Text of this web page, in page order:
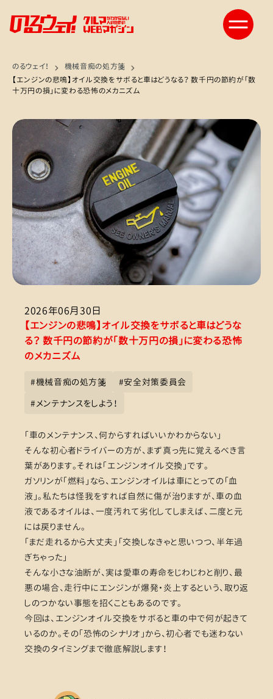
のるウェイ！
機械音痴の処方箋
【エンジンの悲鳴】オイル交換をサボると車はどうなる？ 数千円の節約が「数
十万円の損」に変わる恐怖のメカニズム
2026年06月30日
【エンジンの悲鳴】オイル交換をサボると車はどうな
る？ 数千円の節約が「数十万円の損」に変わる恐怖
のメカニズム
#機械音痴の処方箋 #安全対策委員会
#メンテナンスをしよう！
「車のメンテナンス、何からすればいいかわからない」
そんな初心者ドライバーの方が、まず真っ先に覚えるべき言
葉があります。それは「エンジンオイル交換」です。
ガソリンが「燃料」なら、エンジンオイルは車にとっての「血
液」。私たちは怪我をすれば自然に傷が治りますが、車の血
液であるオイルは、一度汚れて劣化してしまえば、二度と元
には戻りません。
「まだ走れるから大丈夫」「交換しなきゃと思いつつ、半年過
ぎちゃった」
そんな小さな油断が、実は愛車の寿命をじわじわと削り、最
悪の場合、走行中にエンジンが爆発・炎上するという、取り返
しのつかない事態を招くこともあるのです。
今回は、エンジンオイル交換をサボると車の中で何が起きて
いるのか。その「恐怖のシナリオ」から、初心者でも迷わない
交換のタイミングまで徹底解説します！